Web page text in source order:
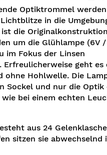
Optiktrommel werden
in die
die
um die Glühlampe (6V /
im Fokus der Linsen
Erfreulicherweise geht es
ohne Hohlwelle. Die
Sockel und nur die Optik
bei einem echten
aus 24
sitzen sie abwechselnd